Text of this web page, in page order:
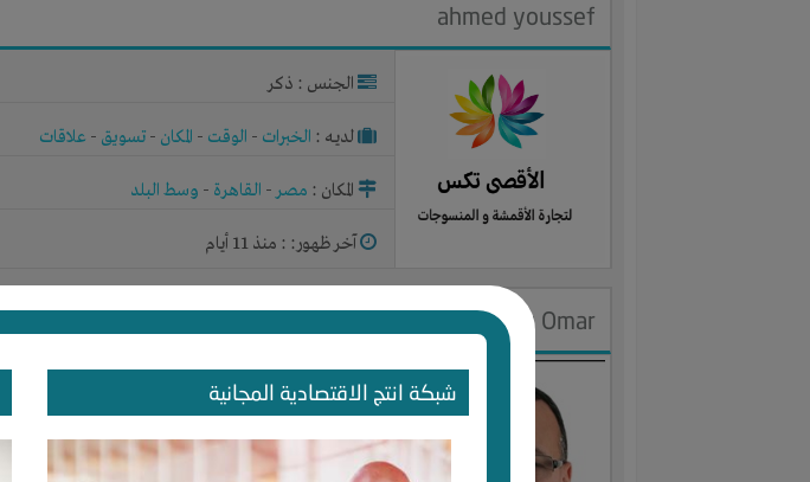
شبكة انتج الاقتصادية المجانية
ahmed youssef
الجنس : ذكر
لديـه : الخبرات - الوقت - المكان - تسويق - علاقات
المكان : مصر- القاهرة - وسط البلد
آخر ظهور: : منذ 11 أيام
Samy Omar
الجنس : ذكر
لديـه :الخبرات-علاقات